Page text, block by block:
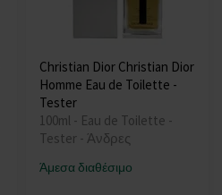
Christian Dior Christian Dior
Homme Eau de Toilette -
Tester
100ml - Eau de Toilette -
Tester - Άνδρες
Άμεσα διαθέσιμο